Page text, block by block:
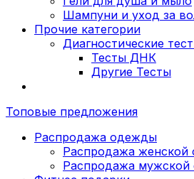
Шампуни и уход за
Прочие категории
Диагностические
Тесты ДНК
Другие Тесты
Топовые предложения
Распродажа одежды
Распродажа
Распродажа